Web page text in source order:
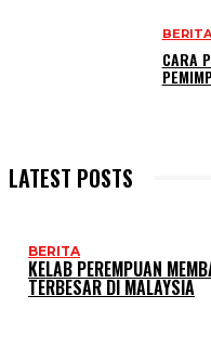
BERITA
CARA
LATEST POSTS
BERITA
KELAB PEREMPUAN
TERBESAR DI MALAYSIA